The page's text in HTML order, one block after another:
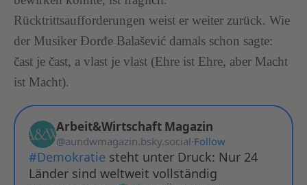
Rücktrittsaufforderungen weist er weiter zurück. Wie
der Musiker Đorđe Balašević damals schon sagte:
čast je čast, a vlast je vlast (Ehre ist Ehre, aber Macht
ist Macht).